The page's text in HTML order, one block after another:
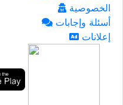
الخصوصية
أسئلة وإجابات
إعلانات